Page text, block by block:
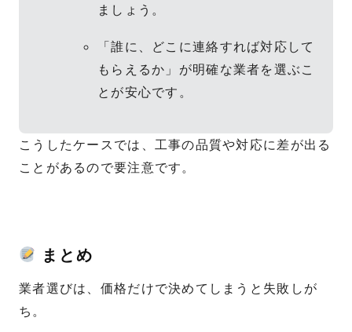
ましょう。
「誰に、どこに連絡すれば対応して
もらえるか」が明確な業者を選ぶこ
とが安心です。
こうしたケースでは、工事の品質や対応に差が出る
ことがあるので要注意です。
まとめ
業者選びは、価格だけで決めてしまうと失敗しが
ち。